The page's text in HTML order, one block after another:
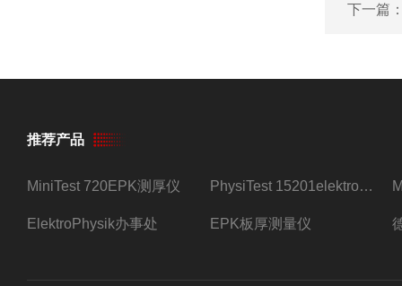
下一篇
推荐产品
MiniTest 720EPK测厚仪 PhysiTest 15201elektrophysik测厚仪
ElektroPhysik办事处 EPK板厚测量仪